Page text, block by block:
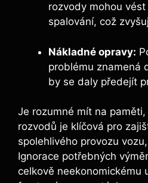
rozvody mohou
spalování, což
Nákladné opravy:
problému znamená
by se daly předejít
Je rozumné mít na
rozvodů je klíčová pro
spolehlivého provozu
Ignorace potřebných
celkově neekonomickému